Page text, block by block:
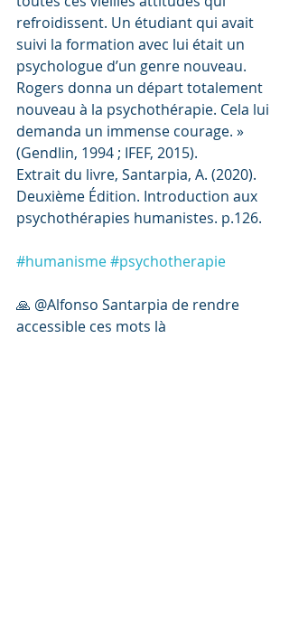
refroidissent. Un étudiant qui avait
suivi la formation avec lui était un
psychologue d’un genre nouveau.
Rogers donna un départ totalement
nouveau à la psychothérapie. Cela lui
demanda un immense courage. »
(Gendlin, 1994 ; IFEF, 2015).
Extrait du livre, Santarpia, A. (2020).
Deuxième Édition. Introduction aux
psychothérapies humanistes. p.126.
#humanisme#psychotherapie
🙏 @Alfonso Santarpia de rendre
accessible ces mots là